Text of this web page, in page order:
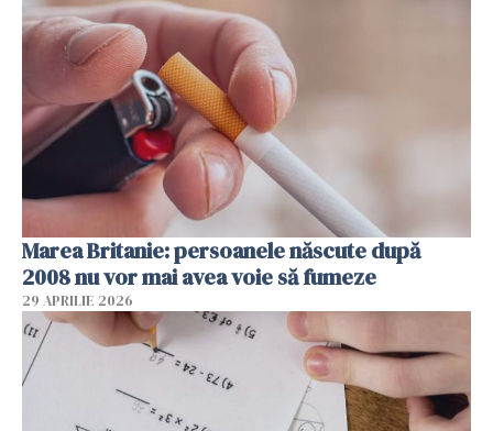
Marea Britanie: persoanele născute după
2008 nu vor mai avea voie să fumeze
29 APRILIE 2026